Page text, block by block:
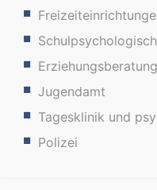
Jugendamt
Tagesklinik und
Polizei